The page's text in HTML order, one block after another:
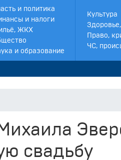
и политика
и налоги
ЖКХ
и образование
Культура
Право,
ЧС,
свадьбу